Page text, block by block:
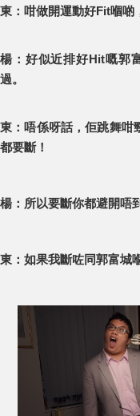
東：咁做開運動好Fit嗰啲
楊：好似近排好Hit嘅郭
過。
東：唔係呀話，佢跳舞咁
都要斷！
楊：所以要斷你都避開唔
東：如果我斷咗同郭富城